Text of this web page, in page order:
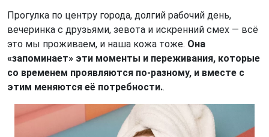
Прогулка по центру города, долгий рабочий день,
вечеринка с друзьями, зевота и искренний смех — всё
это мы проживаем, и наша кожа тоже. Она
«запоминает» эти моменты и переживания, которые
со временем проявляются по-разному, и вместе с
этим меняются её потребности..